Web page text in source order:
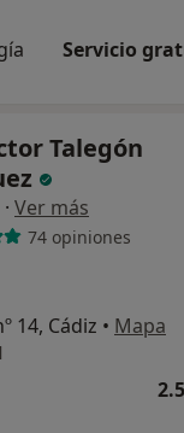
Servicio
Talegón
· Ver más
74 opiniones
14, Cádiz • Mapa